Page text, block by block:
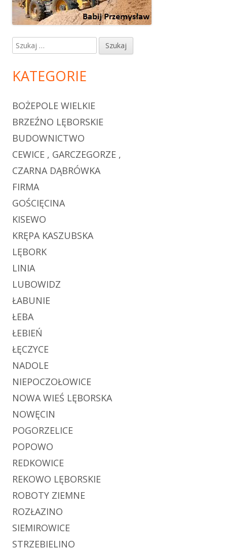
Szukaj:
KATEGORIE
BOŻEPOLE WIELKIE
BRZEŹNO LĘBORSKIE
BUDOWNICTWO
CEWICE , GARCZEGORZE ,
CZARNA DĄBRÓWKA
FIRMA
GOŚCIĘCINA
KISEWO
KRĘPA KASZUBSKA
LĘBORK
LINIA
LUBOWIDZ
ŁABUNIE
ŁEBA
ŁEBIEŃ
ŁĘCZYCE
NADOLE
NIEPOCZOŁOWICE
NOWA WIEŚ LĘBORSKA
NOWĘCIN
POGORZELICE
POPOWO
REDKOWICE
REKOWO LĘBORSKIE
ROBOTY ZIEMNE
ROZŁAZINO
SIEMIROWICE
STRZEBIELINO